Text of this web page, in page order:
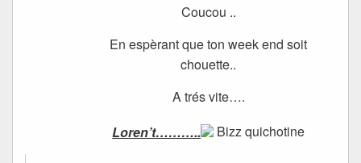
Coucou ..
En espèrant que ton week end soit
chouette..
A trés vite….
Loren’t………..
Bizz quichotine